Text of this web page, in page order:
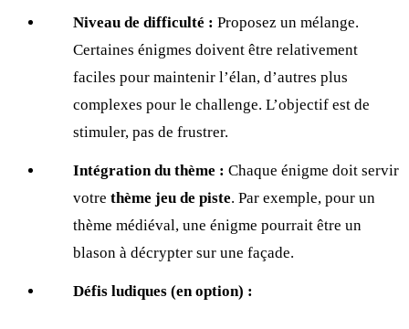
Niveau de difficulté : Proposez un mélange.
Certaines énigmes doivent être relativement
faciles pour maintenir l’élan, d’autres plus
complexes pour le challenge. L’objectif est de
stimuler, pas de frustrer.
Intégration du thème : Chaque énigme doit servir
votre thème jeu de piste. Par exemple, pour un
thème médiéval, une énigme pourrait être un
blason à décrypter sur une façade.
Défis ludiques (en option) :